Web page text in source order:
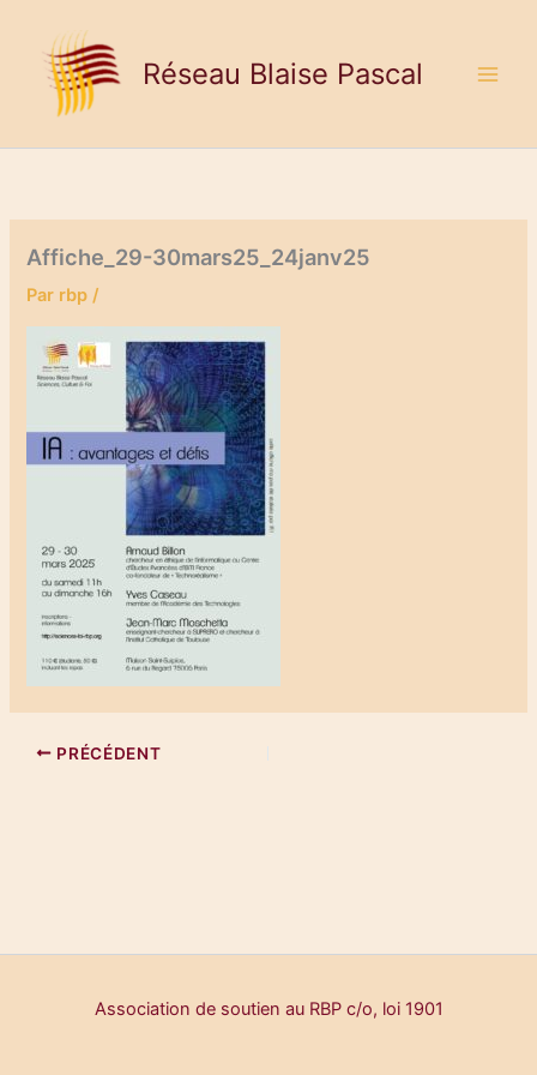
contenu
Réseau Blaise Pascal
Affiche_29-30mars25_24janv25
Par rbp/
PRÉCÉDENT
Association de soutien au RBP c/o, loi 1901